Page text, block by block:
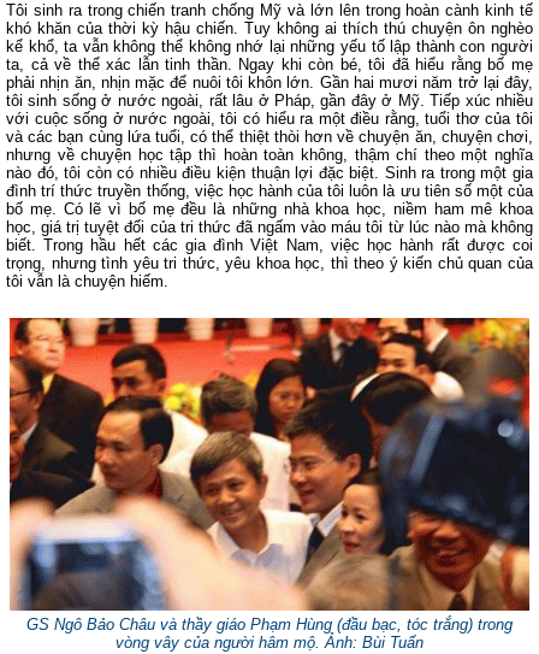
Tôi sinh ra trong chiến tranh chống Mỹ và lớn lên trong hoàn cành kinh tế
khó khăn của thời kỳ hậu chiến. Tuy không ai thích thú chuyện ôn nghèo
kể khổ, ta vẫn không thể không nhớ lại những yếu tố lập thành con người
ta, cả về thể xác lẫn tinh thần. Ngay khi còn bé, tôi đã hiểu rằng bố mẹ
phải nhịn ăn, nhịn mặc để nuôi tôi khôn lớn. Gần hai mươi năm trở lại đây,
tôi sinh sống ở nước ngoài, rất lâu ở Pháp, gần đây ở Mỹ. Tiếp xúc nhiều
với cuộc sống ở nước ngoài, tôi có hiểu ra một điều rằng, tuổi thơ của tôi
và các bạn cùng lứa tuổi, có thể thiệt thòi hơn về chuyện ăn, chuyện chơi,
nhưng về chuyện học tập thì hoàn toàn không, thậm chí theo một nghĩa
nào đó, tôi còn có nhiều điều kiện thuận lợi đặc biệt. Sinh ra trong một gia
đình trí thức truyền thống, việc học hành của tôi luôn là ưu tiên số một của
bố mẹ. Có lẽ vì bố mẹ đều là những nhà khoa học, niềm ham mê khoa
học, giá trị tuyệt đối của tri thức đã ngấm vào máu tôi từ lúc nào mà không
biết. Trong hầu hết các gia đình Việt Nam, việc học hành rất được coi
trọng, nhưng tình yêu tri thức, yêu khoa học, thì theo ý kiến chủ quan của
tôi vẫn là chuyện hiếm.
GS Ngô Bảo Châu và thầy giáo Phạm Hùng (đầu bạc, tóc trắng) trong
vòng vây của người hâm mộ. Ảnh: Bùi Tuấn